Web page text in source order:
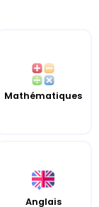
Mathématiques
Anglais